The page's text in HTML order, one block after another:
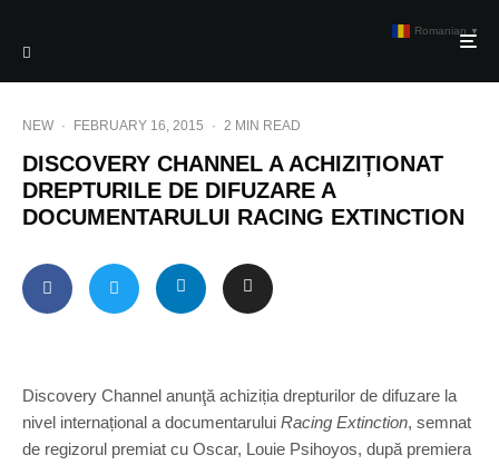
NEW · FEBRUARY 16, 2015 · 2 MIN READ
DISCOVERY CHANNEL A ACHIZIȚIONAT
DREPTURILE DE DIFUZARE A
DOCUMENTARULUI RACING EXTINCTION
Discovery Channel anunţă achiziția drepturilor de difuzare la
nivel internațional a documentarului Racing Extinction, semnat
de regizorul premiat cu Oscar, Louie Psihoyos, după premiera
Romanian ▼